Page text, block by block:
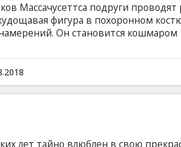
Массачусеттса подруги проводят
фигура в похоронном
Он становится кошмаром
не исчезают без следа. Фильм на
и русском языках.
лет тайно влюблен в свою